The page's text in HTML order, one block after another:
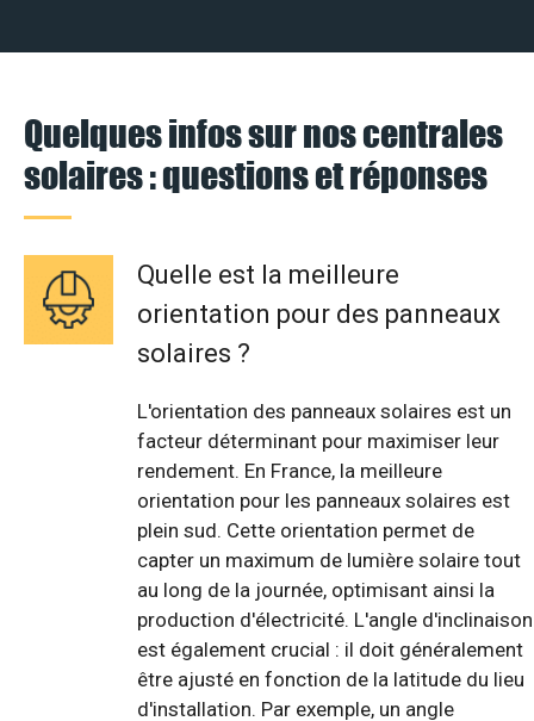
Quelques infos sur nos centrales
solaires : questions et réponses
Quelle est la meilleure
orientation pour des panneaux
solaires ?
L'orientation des panneaux solaires est un
facteur déterminant pour maximiser leur
rendement. En France, la meilleure
orientation pour les panneaux solaires est
plein sud. Cette orientation permet de
capter un maximum de lumière solaire tout
au long de la journée, optimisant ainsi la
production d'électricité. L'angle d'inclinaison
est également crucial : il doit généralement
être ajusté en fonction de la latitude du lieu
d'installation. Par exemple, un angle